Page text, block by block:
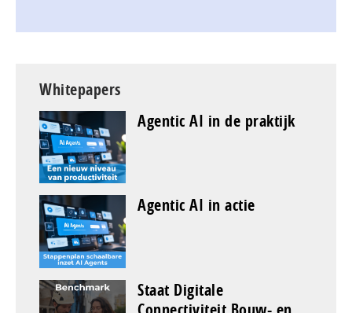
Whitepapers
Agentic AI in de praktijk
Agentic AI in actie
Staat Digitale